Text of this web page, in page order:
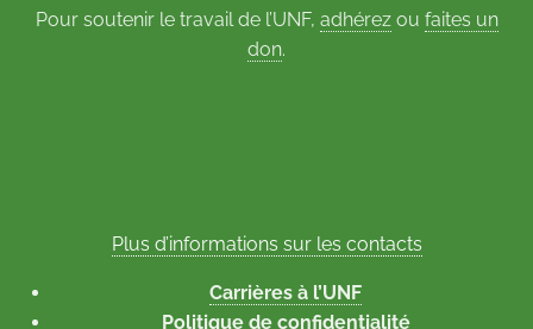
Pour soutenir le travail de l’UNF, adhérezou faites un
don.
Plus d’informations sur les contacts
Carrières à l’UNF
Politique de confidentialité